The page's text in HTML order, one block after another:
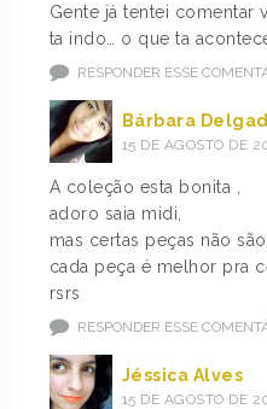
Gente já tentei comentar
ta indo… o que ta
RESPONDER ESSE
Bárbara
15 DE AGOSTO DE
A coleção esta bonita ,
adoro saia midi,
mas certas peças não
cada peça é melhor pra
rsrs
RESPONDER ESSE
Jéssica Alves
15 DE AGOSTO DE